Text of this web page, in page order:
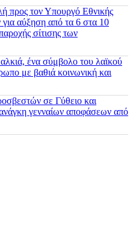
προς τον Υπουργό Εθνικής
αύξηση από τα 6 στα 10
σίτισης των
ένα σύμβολο του λαϊκού
με βαθιά κοινωνική και
σε Γύθειο και
γενναίων αποφάσεων από